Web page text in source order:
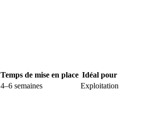
Temps de mise en place Idéal pour
4–6 semaines Exploitation